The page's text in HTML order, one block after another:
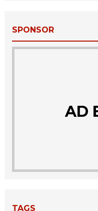
SPONSOR
AD
TAGS